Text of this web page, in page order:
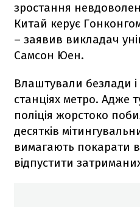
зростання
Китай керує
– заявив викладач
Самсон Юен.
Влаштували безлади
станціях метро. Адже
поліція жорстоко
десятків
вимагають покарати
відпустити